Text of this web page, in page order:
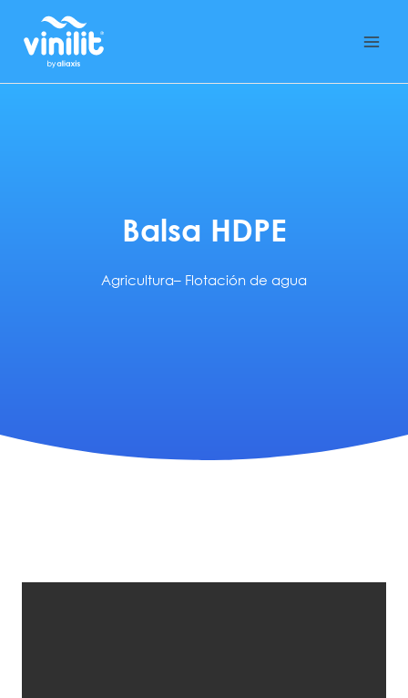
contenido
Balsa HDPE
Agricultura– Flotación de agua